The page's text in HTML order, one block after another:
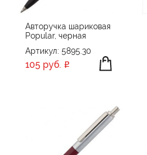
64 GB
ПРОИЗВОДИТЕЛЬ
Avenue
Chili
CPen
ЦВЕТ
ПРИМЕНИТЬ
Авторучка шариковая
Popular, черная
Артикул: 5895.30
105 руб.